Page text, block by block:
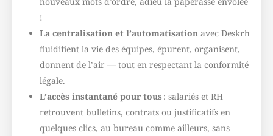
!
La centralisation et l’automatisation avec Deskrh
fluidifient la vie des équipes, épurent, organisent,
donnent de l’air — tout en respectant la conformité
légale.
L’accès instantané pour tous: salariés et RH
retrouvent bulletins, contrats ou justificatifs en
quelques clics, au bureau comme ailleurs, sans